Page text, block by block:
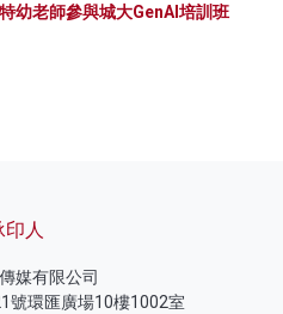
幼老師參與城大GenAI培訓班
印人
媒有限公司
號環匯廣場10樓1002室